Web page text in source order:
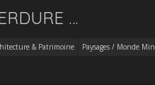
…
& Patrimoine Paysages / Monde